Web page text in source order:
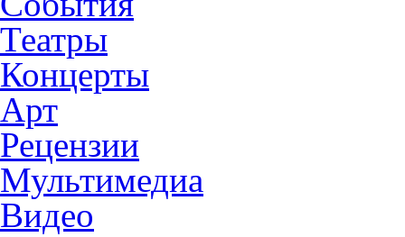
Театры
Концерты
Арт
Рецензии
Мультимедиа
Видео